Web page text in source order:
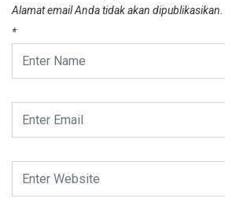
Alamat email Anda tidak akan dipublikasikan.
*